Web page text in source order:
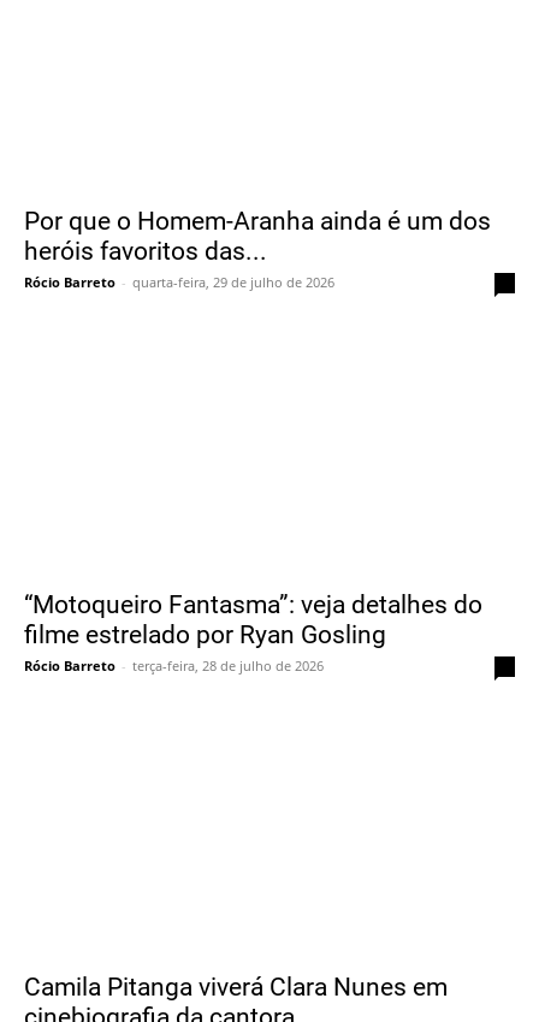
Por que o Homem-Aranha ainda é um dos
heróis favoritos das...
Rócio Barreto - quarta-feira, 29 de julho de 2026
“Motoqueiro Fantasma”: veja detalhes do
filme estrelado por Ryan Gosling
Rócio Barreto - terça-feira, 28 de julho de 2026
Camila Pitanga viverá Clara Nunes em